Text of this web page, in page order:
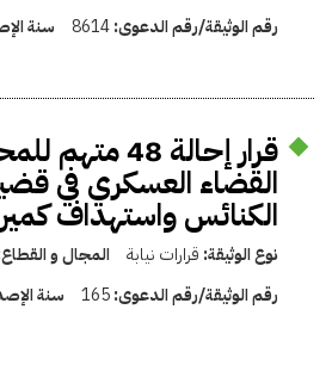
رقم الوثيقة/رقم الدعوى:8614 سنة
قرار إحالة 48
القضاء العسكري في
الكنائس واستهداف
نوع الوثيقة: قرارات نيابة المجال و
رقم الوثيقة/رقم الدعوى:165 سنة